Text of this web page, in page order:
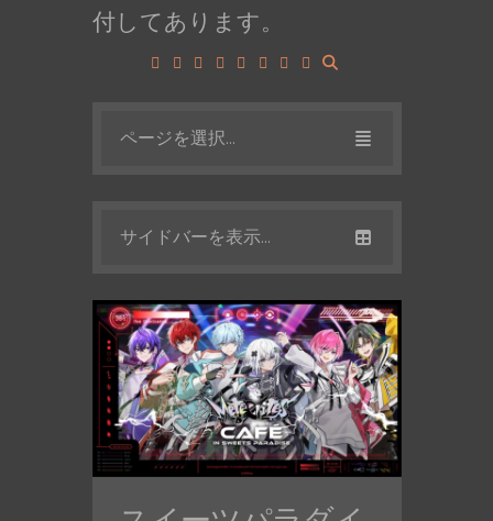
付してあります。
ページを選択...
サイドバーを表示...